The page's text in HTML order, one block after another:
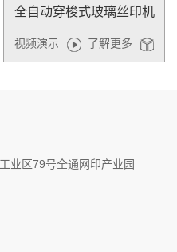
全自动穿梭式玻璃丝印机
视频演示 了解更多
业区79号全通网印产业园